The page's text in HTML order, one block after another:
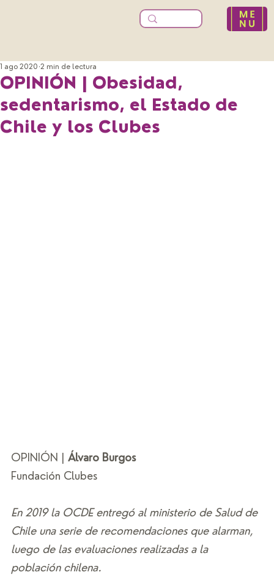
OPINIÓN | Obesidad,
sedentarismo, el Estado de
Chile y los Clubes
1 ago 2020 2 min de lectura
OPINIÓN | Álvaro Burgos
Fundación Clubes
En 2019 la OCDE entregó al ministerio de Salud de
Chile una serie de recomendaciones que alarman,
luego de las evaluaciones realizadas a la
población chilena.